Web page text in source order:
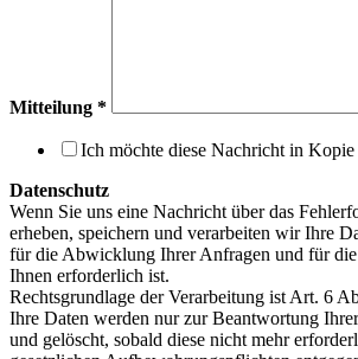
Mitteilung *
Ich möchte diese Nachricht in Kopie
Datenschutz
Wenn Sie uns eine Nachricht über das
erheben, speichern und verarbeiten wir Ihre
für die Abwicklung Ihrer Anfragen und für
Ihnen erforderlich ist.
Rechtsgrundlage der Verarbeitung ist Art. 6
Ihre Daten werden nur zur Beantwortung
und gelöscht, sobald diese nicht mehr